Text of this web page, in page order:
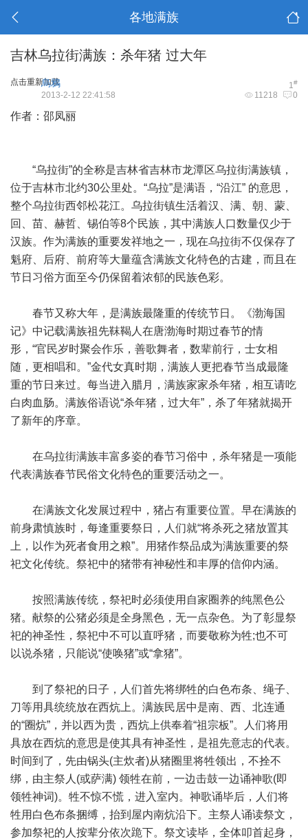
各地满族
吉林乌拉街满族：杀年猪 过大年
点击重新加载 1#
烏鴉
11218 0
2013-2-12 22:41:58
作者：邵凤丽
“乌拉街”的全称是吉林省吉林市龙潭区乌拉街满族镇，
位于吉林市北约30公里处。“乌拉”是满语，“沿江” 的意思，
整个乌拉街西邻松花江。乌拉街镇生活着汉、满、朝、蒙、
回、苗、赫哲、锡伯等8个民族，其中满族人口数量仅少于
汉族。作为满族的重要发祥地之一，现在乌拉街不仅保存了
魁府、后府、前府等大量蕴含满族文化特色的古建，而且在
节日习俗方面至今仍保留着浓郁的民族色彩。
春节又称大年，是满族最隆重的传统节日。《渤海国
记》中记载满族祖先靺鞨人在唐渤海时期过春节的情
形，“官民岁时聚会作乐，善歌舞者，数辈前行，士女相
随，更相唱和。”金代女真时期，满族人更把春节当成最隆
重的节日来过。每当进入腊月，满族家家杀年猪，相互请吃
白肉血肠。满族俗语说“杀年猪，过大年”，杀了年猪就揭开
了新年的序章。
在乌拉街满族丰富多姿的春节习俗中，杀年猪是一项能
代表满族春节民俗文化特色的重要活动之一。
在满族文化发展过程中，猪占有重要位置。早在满族的
前身肃慎族时，每逢重要祭日，人们就“将杀死之猪放置其
上，以作为死者食用之粮”。用猪作祭品成为满族重要的祭
祀文化传统。祭祀中的猪带有神秘性和丰厚的信仰内涵。
按照满族传统，祭祀时必须使用自家圈养的纯黑色公
猪。献祭的公猪必须是全身黑色，无一点杂色。为了彰显祭
祀的神圣性，祭祀中不可以直呼猪，而要敬称为牲;也不可
以说杀猪，只能说“使唤猪”或“拿猪”。
到了祭祀的日子，人们首先将绑牲的白色布条、绳子、
刀等用具统统放在西炕上。满族民居中是南、西、北连通
的“圈炕”，并以西为贵，西炕上供奉着“祖宗板”。人们将用
具放在西炕的意思是使其具有神圣性，是祖先意志的代表。
时间到了，先由锅头(主炊者)从猪圈里将牲领出，不拴不
绑，由主祭人(或萨满) 领牲在前，一边击鼓一边诵神歌(即
领牲神词)。牲不惊不慌，进入室内。神歌诵毕后，人们将
牲用白色布条捆缚，抬到屋内南炕沿下。主祭人诵读祭文，
参加祭祀的人按辈分依次跪下。祭文读毕，全体叩首起身，